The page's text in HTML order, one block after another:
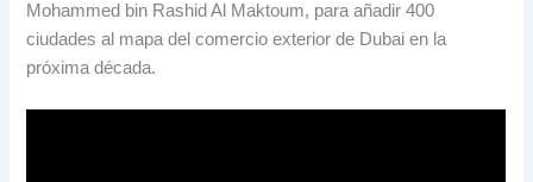
Mohammed bin Rashid Al Maktoum, para añadir 400
ciudades al mapa del comercio exterior de Dubai en la
próxima década.